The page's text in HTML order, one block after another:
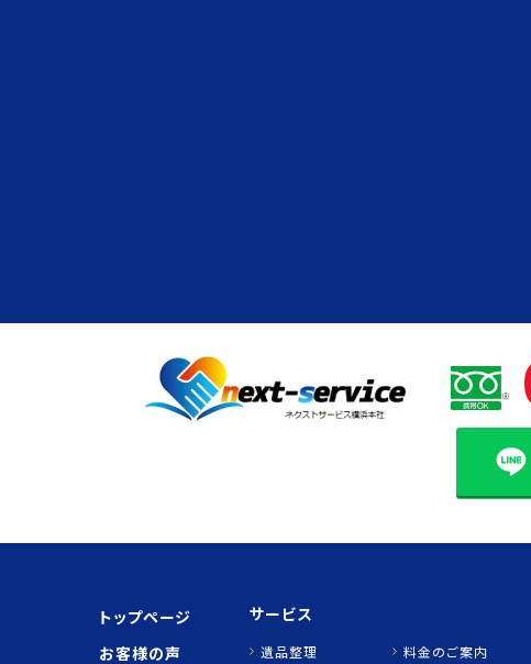
トップページ
お客様の声
サービス
遺品整理 料金のご案内